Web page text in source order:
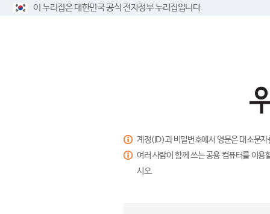
이 누리집은 대한민국 공식 전자정부 누리집입니다.
계정(ID)과 비밀번호에서 영문은 대소문
여러 사람이 함께 쓰는 공용 컴퓨터를 이
시오.